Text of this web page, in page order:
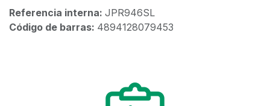
Referencia interna: JPR946SL
Código de barras: 4894128079453